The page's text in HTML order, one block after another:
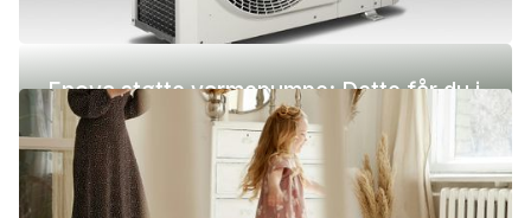
Enova støtte varmepumpe: Dette får du i
2026